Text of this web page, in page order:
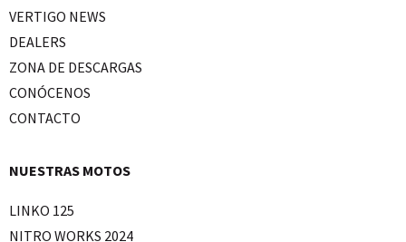
VERTIGO NEWS
DEALERS
ZONA DE DESCARGAS
CONÓCENOS
CONTACTO
NUESTRAS MOTOS
LINKO 125
NITRO WORKS 2024